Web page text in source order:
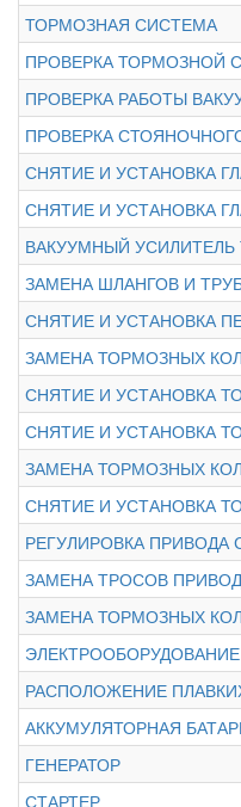
ТОРМОЗНАЯ СИСТЕМА
ПРОВЕРКА ТОРМОЗНОЙ
ПРОВЕРКА РАБОТЫ
ПРОВЕРКА
СНЯТИЕ И УСТАНОВКА
СНЯТИЕ И УСТАНОВКА
ВАКУУМНЫЙ
ЗАМЕНА ШЛАНГОВ И
СНЯТИЕ И УСТАНОВКА
ЗАМЕНА ТОРМОЗНЫХ
СНЯТИЕ И УСТАНОВКА
СНЯТИЕ И УСТАНОВКА
ЗАМЕНА ТОРМОЗНЫХ
СНЯТИЕ И УСТАНОВКА
РЕГУЛИРОВКА
ЗАМЕНА ТРОСОВ
ЗАМЕНА ТОРМОЗНЫХ
ЭЛЕКТРООБОРУДОВАНИЕ
РАСПОЛОЖЕНИЕ
АККУМУЛЯТОРНАЯ
ГЕНЕРАТОР
СТАРТЕР